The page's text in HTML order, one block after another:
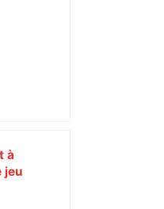
à
jeu